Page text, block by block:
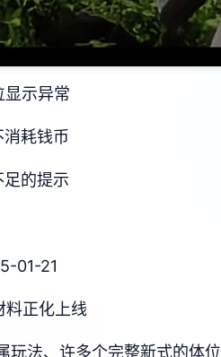
显示异常
耗钱币
的提示
01-21
料正化上线
玩法、许多个完整新式的体位